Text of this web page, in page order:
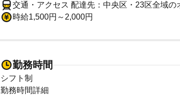
交通・アクセス 配達先：中央区・23区全域の
時給1,500円～2,000円
勤務時間
シフト制
勤務時間詳細